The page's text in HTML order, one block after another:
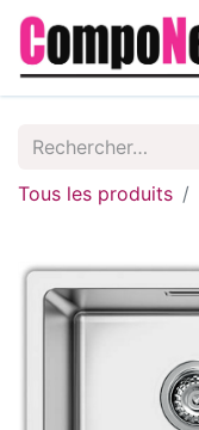
Tous les produits